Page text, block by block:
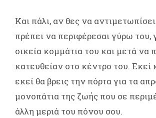
Και πάλι, αν θες να
πρέπει να περιφέρεσαι γύρω του,
οικεία κομμάτια του και μετά να
κατευθείαν στο κέντρο του. Εκεί
εκεί θα βρεις την πόρτα για τα
μονοπάτια της ζωής που σε
άλλη μεριά του πόνου σου.